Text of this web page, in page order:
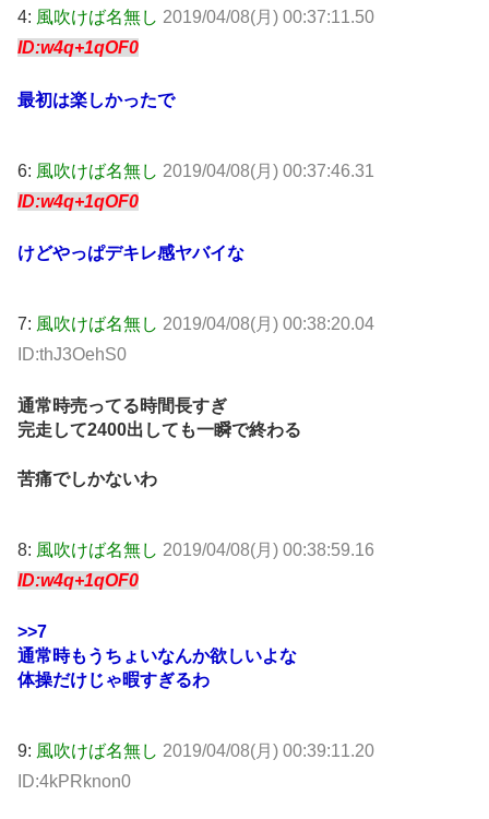
4: 風吹けば名無し 2019/04/08(月) 00:37:11.50
ID:w4q+1qOF0
最初は楽しかったで
6: 風吹けば名無し 2019/04/08(月) 00:37:46.31
ID:w4q+1qOF0
けどやっぱデキレ感ヤバイな
7: 風吹けば名無し 2019/04/08(月) 00:38:20.04
ID:thJ3OehS0
通常時売ってる時間長すぎ
完走して2400出しても一瞬で終わる
苦痛でしかないわ
8: 風吹けば名無し 2019/04/08(月) 00:38:59.16
ID:w4q+1qOF0
>>7
通常時もうちょいなんか欲しいよな
体操だけじゃ暇すぎるわ
9: 風吹けば名無し 2019/04/08(月) 00:39:11.20
ID:4kPRknon0